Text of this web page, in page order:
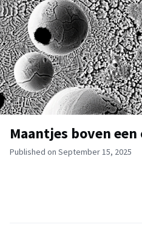
Maantjes boven
Published on September 15, 2025